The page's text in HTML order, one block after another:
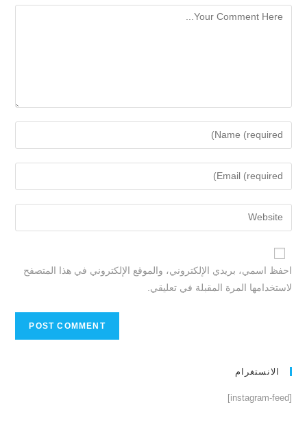
احفظ اسمي، بريدي الإلكتروني، والموقع الإلكتروني في هذا المتصفح
لاستخدامها المرة المقبلة في تعليقي.
الانستغرام
[instagram-feed]